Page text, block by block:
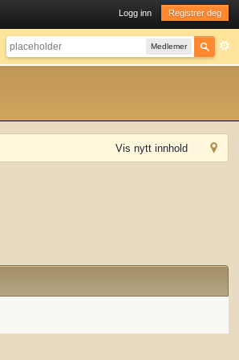
Logg inn Registrer deg
Medlemer
Vis nytt innhold